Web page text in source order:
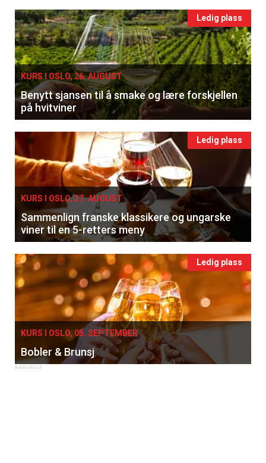
Ledig plass
KURS I OSLO, 26. AUGUST
Benytt sjansen til å smake og lære forskjellen
på hvitviner
Ledig plass
KURS I OSLO, 27. AUGUST
Sammenlign franske klassikere og ungarske
viner til en 5-retters meny
Ledig plass
KURS I OSLO, 05. SEPTEMBER
Bobler & Brunsj